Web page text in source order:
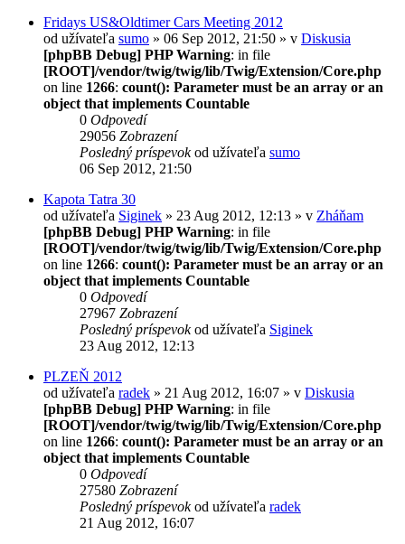
Fridays US&Oldtimer Cars Meeting 2012
od užívateľa sumo » 06 Sep 2012, 21:50 » v Diskusia
[phpBB Debug] PHP Warning: in file
[ROOT]/vendor/twig/twig/lib/Twig/Extension/Core.php
on line 1266: count(): Parameter must be an array or an
object that implements Countable
0 Odpovedí
29056 Zobrazení
Posledný príspevokod užívateľa sumo
06 Sep 2012, 21:50
Kapota Tatra 30
od užívateľa Siginek » 23 Aug 2012, 12:13 » v Zháňam
[phpBB Debug] PHP Warning: in file
[ROOT]/vendor/twig/twig/lib/Twig/Extension/Core.php
on line 1266: count(): Parameter must be an array or an
object that implements Countable
0 Odpovedí
27967 Zobrazení
Posledný príspevokod užívateľa Siginek
23 Aug 2012, 12:13
PLZEŇ 2012
od užívateľa radek » 21 Aug 2012, 16:07 » v Diskusia
[phpBB Debug] PHP Warning: in file
[ROOT]/vendor/twig/twig/lib/Twig/Extension/Core.php
on line 1266: count(): Parameter must be an array or an
object that implements Countable
0 Odpovedí
27580 Zobrazení
Posledný príspevokod užívateľa radek
21 Aug 2012, 16:07